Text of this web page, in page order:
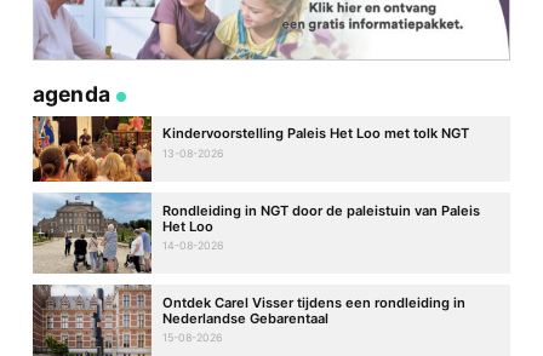
agenda
Kindervoorstelling Paleis Het Loo met tolk NGT
13-08-2026
Rondleiding in NGT door de paleistuin van Paleis
Het Loo
14-08-2026
Ontdek Carel Visser tijdens een rondleiding in
Nederlandse Gebarentaal
15-08-2026